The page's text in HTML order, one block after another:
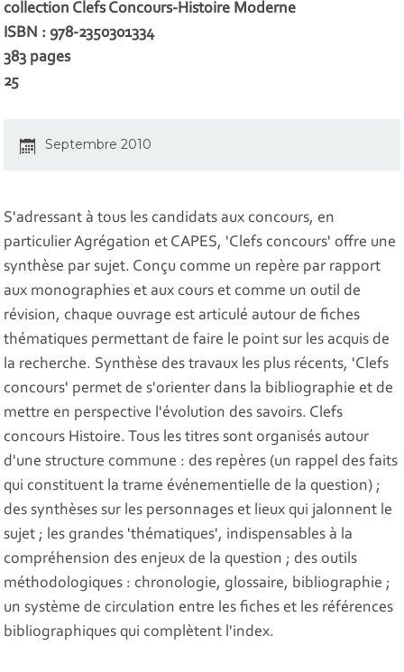
collection Clefs Concours-Histoire Moderne
ISBN : 978-2350301334
383 pages
25 
Septembre 2010
S'adressant à tous les candidats aux concours, en
particulier Agrégation et CAPES, 'Clefs concours' offre une
synthèse par sujet. Conçu comme un repère par rapport
aux monographies et aux cours et comme un outil de
révision, chaque ouvrage est articulé autour de fiches
thématiques permettant de faire le point sur les acquis de
la recherche. Synthèse des travaux les plus récents, 'Clefs
concours' permet de s'orienter dans la bibliographie et de
mettre en perspective l'évolution des savoirs. Clefs
concours Histoire. Tous les titres sont organisés autour
d'une structure commune : des repères (un rappel des faits
qui constituent la trame événementielle de la question) ;
des synthèses sur les personnages et lieux qui jalonnent le
sujet ; les grandes 'thématiques', indispensables à la
compréhension des enjeux de la question ; des outils
méthodologiques : chronologie, glossaire, bibliographie ;
un système de circulation entre les fiches et les références
bibliographiques qui complètent l'index.